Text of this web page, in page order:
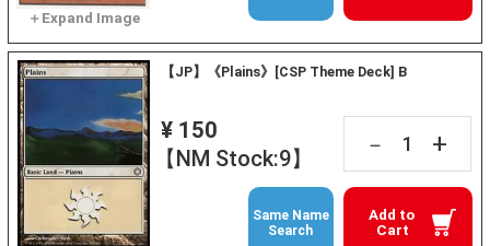
【JP】《Plains》[CSP Theme Deck] B
¥ 150
【NM Stock:9】
－ +
Add to
Cart
Same Name
Search